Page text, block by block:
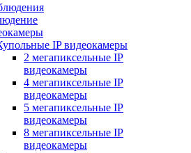
IP видеокамеры
2 мегапиксельные IP
видеокамеры
4 мегапиксельные IP
видеокамеры
5 мегапиксельные IP
видеокамеры
8 мегапиксельные IP
видеокамеры